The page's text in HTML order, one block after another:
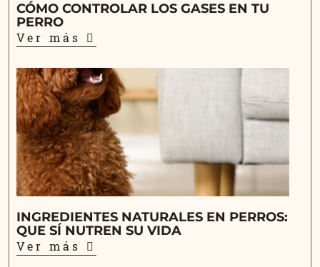
CÓMO CONTROLAR LOS GASES EN TU
PERRO
Ver más
INGREDIENTES NATURALES EN PERROS:
QUE SÍ NUTREN SU VIDA
Ver más